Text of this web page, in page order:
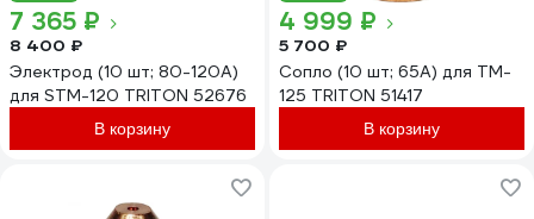
7 365 ₽
8 400 ₽
Электрод (10 шт; 80-120А)
для STM-120 TRITON 52676
В корзину
4 999 ₽
5 700 ₽
Сопло (10 шт; 65А) для TM-
125 TRITON 51417
В корзину